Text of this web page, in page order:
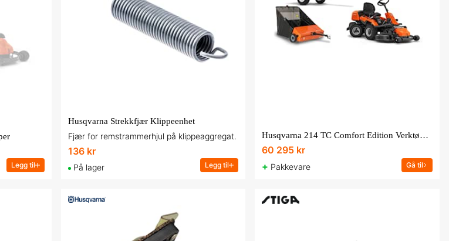
Legg til
Husqvarna Strekkfjær Klippeenhet
Fjær for remstrammerhjul på klippeaggregat.
136 kr
På lager Legg til
Husqvarna 214 TC Comfort Edition Verktøypakke
60 295 kr
+ Pakkevare Gå til